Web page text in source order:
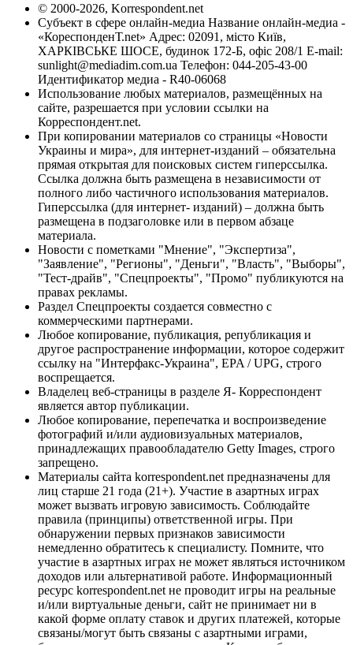
© 2000-2026, Korrespondent.net
Субъект в сфере онлайн-медиа Название онлайн-медиа -
«КореспонденТ.net» Адрес: 02091, місто Київ,
ХАРКІВСЬКЕ ШОСЕ, будинок 172-Б, офіс 208/1 E-mail:
sunlight@mediadim.com.ua Телефон: 044-205-43-00
Идентификатор медиа - R40-06068
Использование любых материалов, размещённых на
сайте, разрешается при условии ссылки на
Корреспондент.net.
При копировании материалов со страницы «Новости
Украины и мира», для интернет-изданий – обязательна
прямая открытая для поисковых систем гиперссылка.
Ссылка должна быть размещена в независимости от
полного либо частичного использования материалов.
Гиперссылка (для интернет- изданий) – должна быть
размещена в подзаголовке или в первом абзаце
материала.
Новости с пометками "Мнение", "Экспертиза",
"Заявление", "Регионы", "Деньги", "Власть", "Выборы",
"Тест-драйв", "Спецпроекты", "Промо" публикуются на
правах рекламы.
Раздел Спецпроекты создается совместно с
коммерческими партнерами.
Любое копирование, публикация, републикация и
другое распространение информации, которое содержит
ссылку на "Интерфакс-Украина", EPA / UPG, строго
воспрещается.
Владелец веб-страницы в разделе Я- Корреспондент
является автор публикации.
Любое копирование, перепечатка и воспроизведение
фотографий и/или аудиовизуальных материалов,
принадлежащих правообладателю Getty Images, строго
запрещено.
Материалы сайта korrespondent.net предназначены для
лиц старше 21 года (21+). Участие в азартных играх
может вызвать игровую зависимость. Соблюдайте
правила (принципы) ответственной игры. При
обнаружении первых признаков зависимости
немедленно обратитесь к специалисту. Помните, что
участие в азартных играх не может являться источником
доходов или альтернативой работе. Информационный
ресурс korrespondent.net не проводит игры на реальные
и/или виртуальные деньги, сайт не принимает ни в
какой форме оплату ставок и других платежей, которые
связаны/могут быть связаны с азартными играми,